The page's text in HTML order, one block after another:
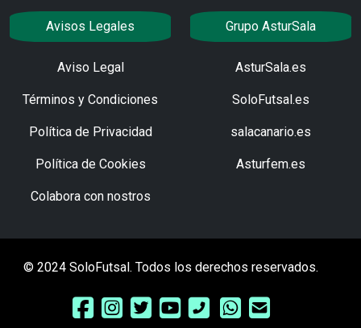
Avisos Legales
Aviso Legal
Términos y Condiciones
Política de Privacidad
Política de Cookies
Colabora con nostros
Grupo AsturSala
AsturSala.es
SoloFutsal.es
salacanario.es
Asturfem.es
© 2024 SoloFutsal. Todos los derechos reservados.